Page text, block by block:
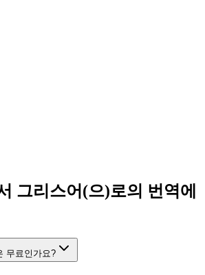
그리스어(으)로의 번역에
무료인가요?